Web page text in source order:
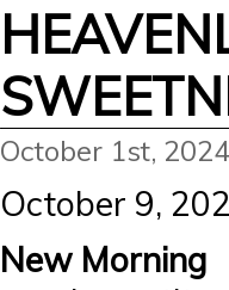
October 1st,
Heavenly
Sweetness
October 9,
New Morning